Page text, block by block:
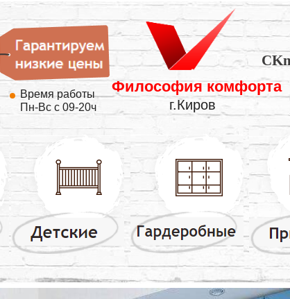
г.Киров
Философия комфорта
Время работы
Пн-Вс с 09-20ч